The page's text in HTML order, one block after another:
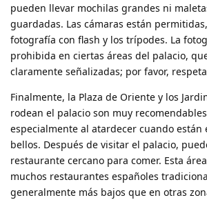
pueden llevar mochilas grandes ni
guardadas. Las cámaras están
fotografía con flash y los trípodes. La
prohibida en ciertas áreas del palacio,
claramente señalizadas; por favor,
Finalmente, la Plaza de Oriente y los
rodean el palacio son muy
especialmente al atardecer cuando están
bellos. Después de visitar el palacio,
restaurante cercano para comer. Esta
muchos restaurantes españoles
generalmente más bajos que en otras